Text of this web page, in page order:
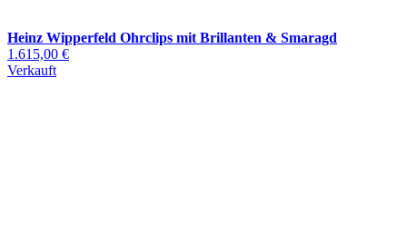
Heinz Wipperfeld Ohrclips mit Brillanten & Smaragd
1.615,00 €
Verkauft